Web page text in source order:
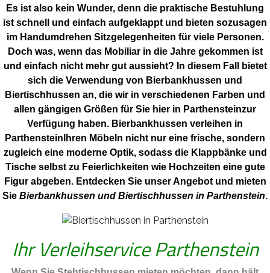
Es ist also kein Wunder, denn die praktische Bestuhlung
ist schnell und einfach aufgeklappt und bieten sozusagen
im Handumdrehen Sitzgelegenheiten für viele Personen.
Doch was, wenn das Mobiliar in die Jahre gekommen ist
und einfach nicht mehr gut aussieht? In diesem Fall bietet
sich die Verwendung von Bierbankhussen und
Biertischhussen an, die wir in verschiedenen Farben und
allen gängigen Größen für Sie hier in Parthensteinzur
Verfügung haben. Bierbankhussen verleihen in
ParthensteinIhren Möbeln nicht nur eine frische, sondern
zugleich eine moderne Optik, sodass die Klappbänke und
Tische selbst zu Feierlichkeiten wie Hochzeiten eine gute
Figur abgeben. Entdecken Sie unser Angebot und mieten
Sie Bierbankhussen und Biertischhussen in Parthenstein.
Ihr Verleihservice Parthenstein